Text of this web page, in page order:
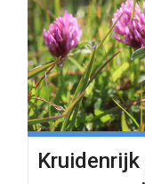
Kruidenrijk